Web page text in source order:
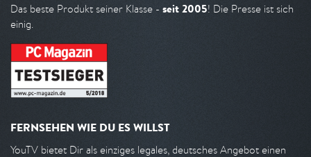
Das beste Produkt seiner Klasse - seit 2005! Die Presse ist sich
einig.
FERNSEHEN WIE DU ES WILLST
YouTV bietet Dir als einziges legales, deutsches Angebot einen